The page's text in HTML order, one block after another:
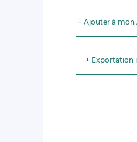
+ Ajouter à mon
+ Exportation